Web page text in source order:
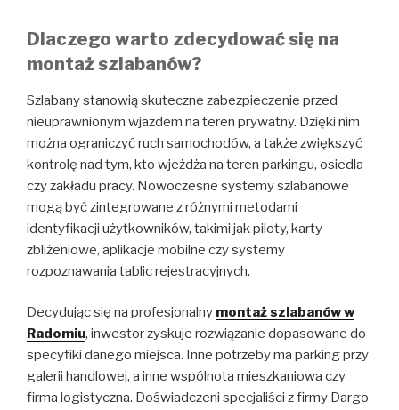
Dlaczego warto zdecydować się na
montaż szlabanów?
Szlabany stanowią skuteczne zabezpieczenie przed
nieuprawnionym wjazdem na teren prywatny. Dzięki nim
można ograniczyć ruch samochodów, a także zwiększyć
kontrolę nad tym, kto wjeżdża na teren parkingu, osiedla
czy zakładu pracy. Nowoczesne systemy szlabanowe
mogą być zintegrowane z różnymi metodami
identyfikacji użytkowników, takimi jak piloty, karty
zbliżeniowe, aplikacje mobilne czy systemy
rozpoznawania tablic rejestracyjnych.
Decydując się na profesjonalny montaż szlabanów w
Radomiu, inwestor zyskuje rozwiązanie dopasowane do
specyfiki danego miejsca. Inne potrzeby ma parking przy
galerii handlowej, a inne wspólnota mieszkaniowa czy
firma logistyczna. Doświadczeni specjaliści z firmy Dargo